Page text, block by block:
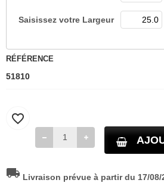
Saisissez votre Largeur
RÉFÉRENCE
51810
favorite_border
local_shipping Livraison prévue à partir du 17/08/